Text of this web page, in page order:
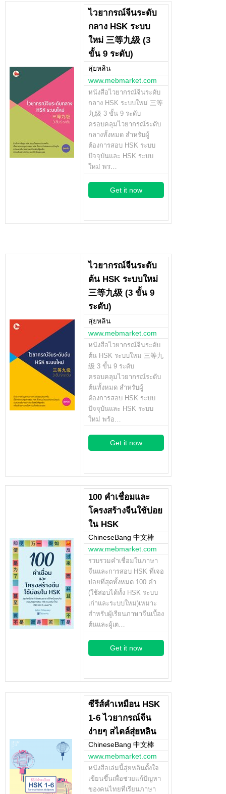
ไวยากรณ์จีนระดับ
กลาง HSK ระบบ
ใหม่ 三等九级 (3
ขั้น 9 ระดับ)
สุ่ยหลิน
www.mebmarket.com
หนังสือไวยากรณ์จีนระดับ
กลาง HSK ระบบใหม่ 三等
九级 3 ขั้น 9 ระดับ
ครอบคลุมไวยากรณ์ระดับ
กลางทั้งหมด สำหรับผู้
ต้องการสอบ HSK ระบบ
ปัจจุบันและ HSK ระบบ
ใหม่ พร…
Get it now
ไวยากรณ์จีนระดับ
ต้น HSK ระบบใหม่
三等九级 (3 ขั้น 9
ระดับ)
สุ่ยหลิน
www.mebmarket.com
หนังสือไวยากรณ์จีนระดับ
ต้น HSK ระบบใหม่ 三等九
级 3 ขั้น 9 ระดับ
ครอบคลุมไวยากรณ์ระดับ
ต้นทั้งหมด สำหรับผู้
ต้องการสอบ HSK ระบบ
ปัจจุบันและ HSK ระบบ
ใหม่ พร้อ…
Get it now
100 คำเชื่อมและ
โครงสร้างจีนใช้บ่อย
ใน HSK
ChineseBang 中文棒
www.mebmarket.com
รวบรวมคำเชื่อมในภาษา
จีนและการสอบ HSK ที่เจอ
บ่อยที่สุดทั้งหมด 100 คำ
(ใช้สอบได้ทั้ง HSK ระบบ
เก่าและระบบใหม่)เหมาะ
สำหรับผู้เรียนภาษาจีนเบื้อง
ต้นและผู้เต…
Get it now
ซีรีส์คำเหมือน HSK
1-6 ไวยากรณ์จีน
ง่ายๆ สไตล์สุ่ยหลิน
ChineseBang 中文棒
www.mebmarket.com
หนังสือเล่มนี้สุ่ยหลินตั้งใจ
เขียนขึ้นเพื่อช่วยแก้ปัญหา
ของคนไทยที่เรียนภาษา